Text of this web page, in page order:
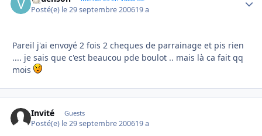
Posté(e) le 29 septembre 200619 a
Pareil j'ai envoyé 2 fois 2 cheques de parrainage et pis rien
.... je sais que c'est beaucou pde boulot .. mais là ca fait qq
mois
Invité Guests
Posté(e) le 29 septembre 200619 a